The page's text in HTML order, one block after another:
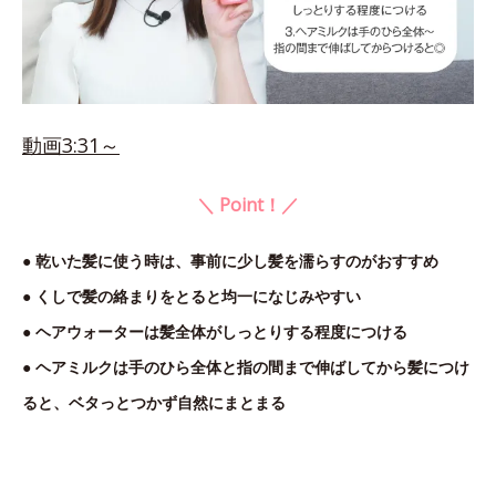
動画3:31～
＼ Point！／
● 乾いた髪に使う時は、事前に少し髪を濡らすのがおすすめ
● くしで髪の絡まりをとると均一になじみやすい
● ヘアウォーターは髪全体がしっとりする程度につける
● ヘアミルクは手のひら全体と指の間まで伸ばしてから髪につけ
ると、ベタっとつかず自然にまとまる